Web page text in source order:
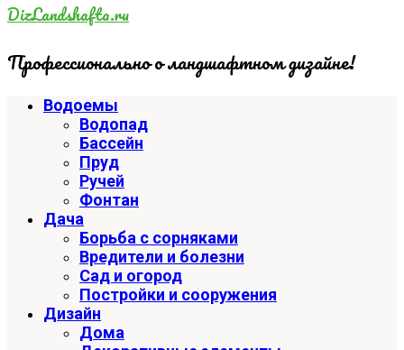
DizLandshafta.ru
Профессионально о ландшафтном дизайне!
Водоемы
Водопад
Бассейн
Пруд
Ручей
Фонтан
Дача
Борьба с сорняками
Вредители и болезни
Сад и огород
Постройки и сооружения
Дизайн
Дома